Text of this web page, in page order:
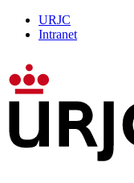
URJC
Intranet